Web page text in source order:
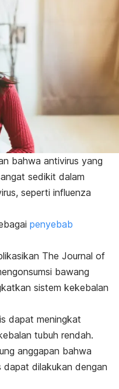
bahwa antivirus yang
sedikit dalam
seperti influenza
penyebab
The Journal of
bawang
sistem kekebalan
dapat meningkat
tubuh rendah.
anggapan bahwa
dilakukan dengan